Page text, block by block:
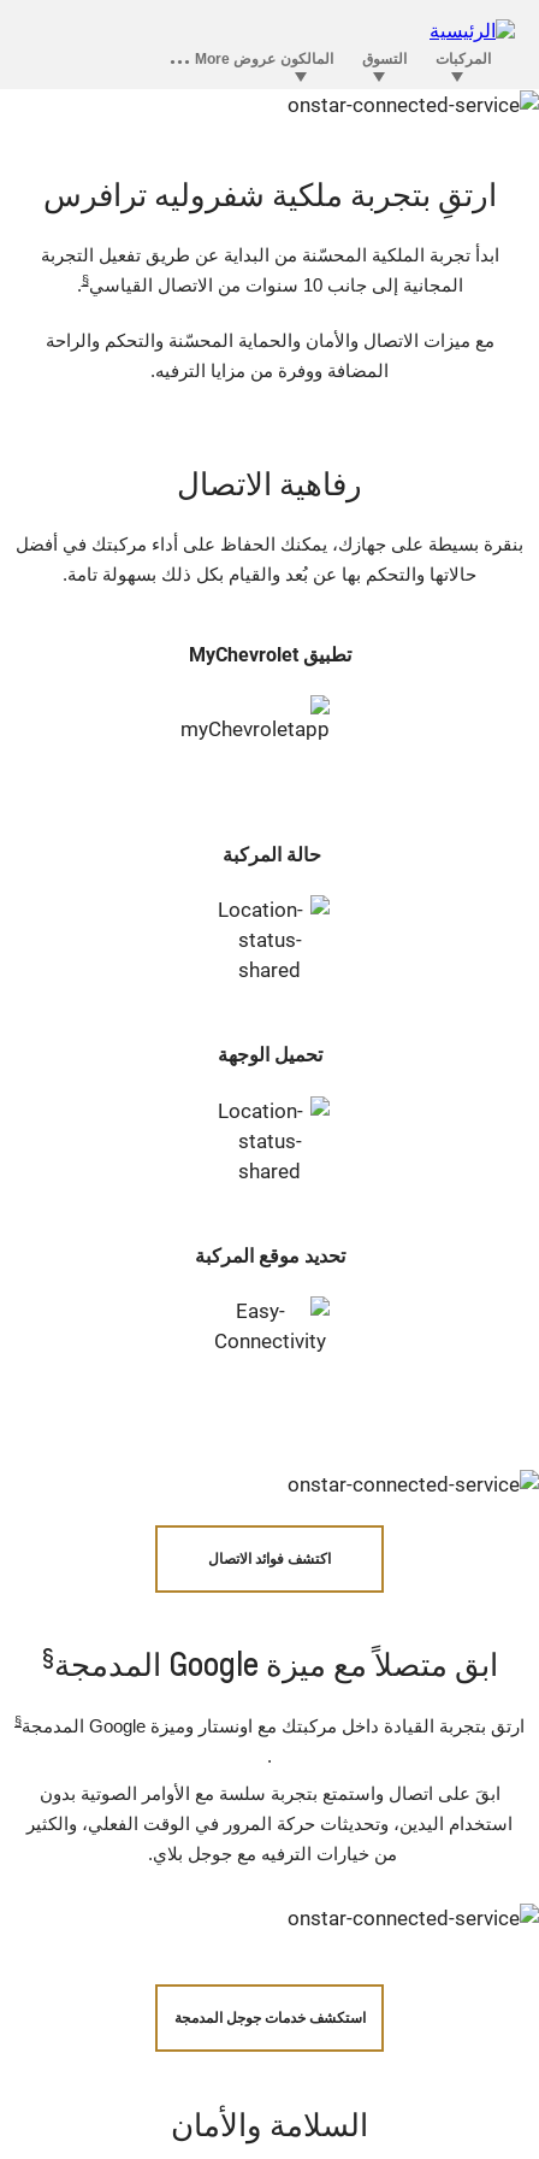
ارتقِ بتجربة ملكية شفروليه ترافرس
ابدأ تجربة الملكية المحسّنة من البداية عن طريق تفعيل التجربة
المجانية إلى جانب 10 سنوات من الاتصال القياسي
.
مع ميزات الاتصال والأمان والحماية المحسّنة والتحكم والراحة
المضافة ووفرة من مزايا الترفيه.
رفاهية الاتصال
بنقرة بسيطة على جهازك، يمكنك الحفاظ على أداء مركبتك في أفضل
حالاتها والتحكم بها عن بُعد والقيام بكل ذلك بسهولة تامة.
تطبيق MyChevrolet
حالة المركبة
تحميل الوجهة
تحديد موقع المركبة
اكتشف فوائد الاتصال
ابق متصلاً مع ميزة Google المدمجة §
ارتق بتجربة القيادة داخل مركبتك مع اونستار وميزة Google المدمجة §
ابقَ على اتصال واستمتع بتجربة سلسة مع الأوامر الصوتية بدون
استخدام اليدين، وتحديثات حركة المرور في الوقت الفعلي، والكثير
من خيارات الترفيه مع جوجل بلاي.
استكشف خدمات جوجل المدمجة
السلامة والأمان‪‎